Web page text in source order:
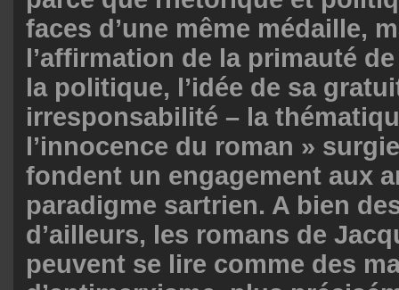
faces d’une même médaille,
l’affirmation de la primauté
la politique, l’idée de sa
irresponsabilité – la
l’innocence du roman »
fondent un engagement aux
paradigme sartrien. A bien
d’ailleurs, les romans de
peuvent se lire comme des